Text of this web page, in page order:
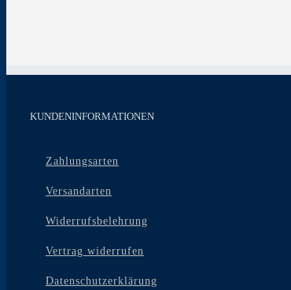
KUNDENINFORMATIONEN
Zahlungsarten
Versandarten
Widerrufsbelehrung
Vertrag widerrufen
Datenschutzerklärung